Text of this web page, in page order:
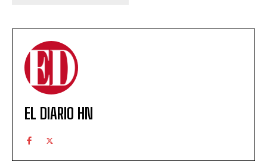
EL DIARIO HN